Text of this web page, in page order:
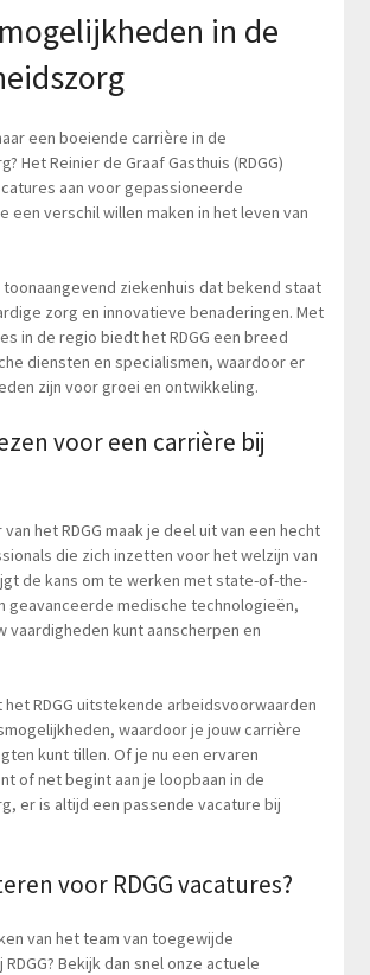
in de
een boeiende carrière in de
Het Reinier de Graaf Gasthuis (RDGG)
aan voor gepassioneerde
een verschil willen maken in het leven van
toonaangevend ziekenhuis dat bekend staat
zorg en innovatieve benaderingen. Met
in de regio biedt het RDGG een breed
diensten en specialismen, waardoor er
zijn voor groei en ontwikkeling.
voor een carrière bij
het RDGG maak je deel uit van een hecht
die zich inzetten voor het welzijn van
de kans om te werken met state-of-the-
geavanceerde medische technologieën,
vaardigheden kunt aanscherpen en
RDGG uitstekende arbeidsvoorwaarden
waardoor je jouw carrière
kunt tillen. Of je nu een ervaren
of net begint aan je loopbaan in de
er is altijd een passende vacature bij
voor RDGG vacatures?
van het team van toegewijde
Bekijk dan snel onze actuele